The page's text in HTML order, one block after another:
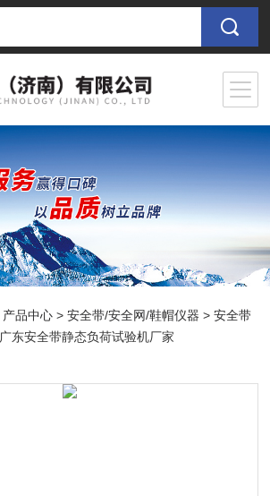
产品中心 >安全带/安全网/鞋帽仪器 >安全带
东安全带静态负荷试验机厂家